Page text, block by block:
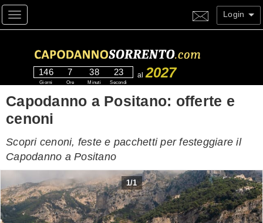
Toggle navigation Login
146
Giorni
7
Ore
38
Minuti
22
Secondi
al 2027
Capodanno a Positano: offerte e
cenoni
Scopri cenoni, feste e pacchetti per festeggiare il
Capodanno a Positano
1/1